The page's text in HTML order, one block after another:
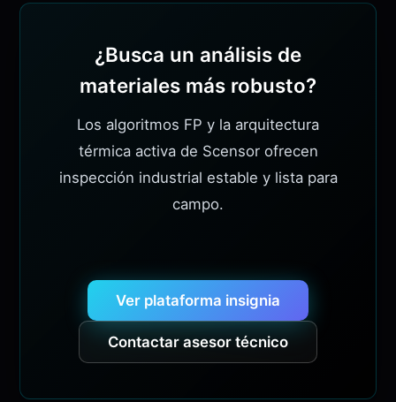
¿Busca un análisis de
materiales más robusto?
Los algoritmos FP y la arquitectura
térmica activa de Scensor ofrecen
inspección industrial estable y lista para
campo.
Ver plataforma insignia
Contactar asesor técnico